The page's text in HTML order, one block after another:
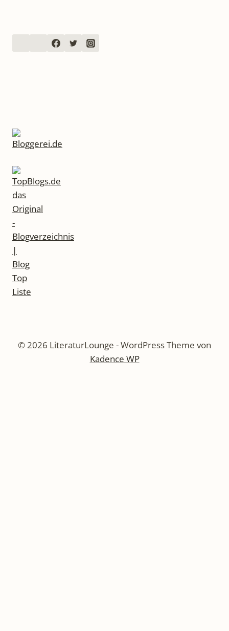
© 2026 LiteraturLounge - WordPress Theme von
Kadence WP